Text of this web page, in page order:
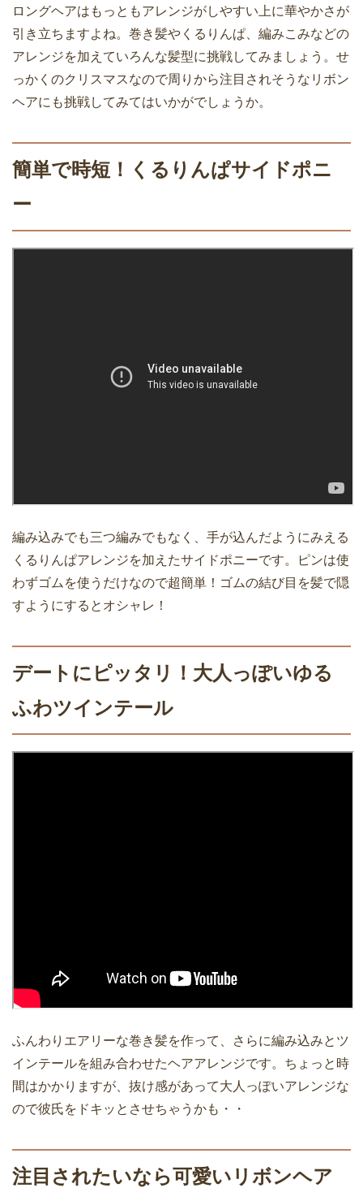
ロングヘアはもっともアレンジがしやすい上に華やかさが
引き立ちますよね。巻き髪やくるりんぱ、編みこみなどの
アレンジを加えていろんな髪型に挑戦してみましょう。せ
っかくのクリスマスなので周りから注目されそうなリボン
ヘアにも挑戦してみてはいかがでしょうか。
簡単で時短！くるりんぱサイドポニ
ー
編み込みでも三つ編みでもなく、手が込んだようにみえる
くるりんぱアレンジを加えたサイドポニーです。ピンは使
わずゴムを使うだけなので超簡単！ゴムの結び目を髪で隠
すようにするとオシャレ！
デートにピッタリ！大人っぽいゆる
ふわツインテール
ふんわりエアリーな巻き髪を作って、さらに編み込みとツ
インテールを組み合わせたヘアアレンジです。ちょっと時
間はかかりますが、抜け感があって大人っぽいアレンジな
ので彼氏をドキッとさせちゃうかも・・
注目されたいなら可愛いリボンヘア